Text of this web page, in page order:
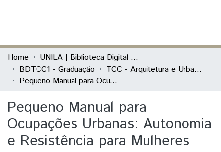
Communities & Collections
All of DSpace
Home
UNILA | Biblioteca Digital de Trabalhos de Conclusão de Curso
BDTCC1 - Graduação
TCC - Arquitetura e Urbanismo
Pequeno Manual para Ocupações Urbanas: Autonomia e Resistência para Mulheres
Pequeno Manual para
Ocupações Urbanas: Autonomia
e Resistência para Mulheres